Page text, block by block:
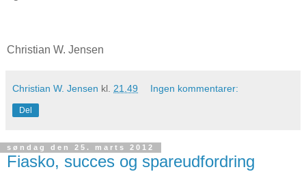
Christian W. Jensen
Christian W. Jensen kl. 21.49 Ingen kommentarer:
Del
søndag den 25. marts 2012
Fiasko, succes og spareudfordring